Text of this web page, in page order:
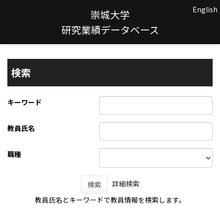
崇城大学
研究業績データベース
English
検索
キーワード
教員氏名
職種
検索
詳細検索
教員氏名とキーワードで教員情報を検索します。